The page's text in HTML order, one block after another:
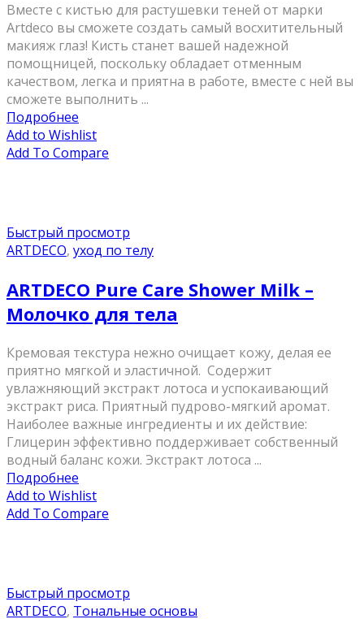
Вместе с кистью для растушевки теней от марки
Artdeco вы сможете создать самый восхитительный
макияж глаз! Кисть станет вашей надежной
помощницей, поскольку обладает отменным
качеством, легка и приятна в работе, вместе с ней вы
сможете выполнить ...
Подробнее
Add to Wishlist
Add To Compare
Быстрый просмотр
ARTDECO, уход по телу
ARTDECO Pure Care Shower Milk –
Молочко для тела
Кремовая текстура нежно очищает кожу, делая ее
приятно мягкой и эластичной. Содержит
увлажняющий экстракт лотоса и успокаивающий
экстракт риса. Приятный пудрово-мягкий аромат.
Наиболее важные ингредиенты и их действие:
Глицерин эффективно поддерживает собственный
водный баланс кожи. Экстракт лотоса ...
Подробнее
Add to Wishlist
Add To Compare
Быстрый просмотр
ARTDECO, Тональные основы